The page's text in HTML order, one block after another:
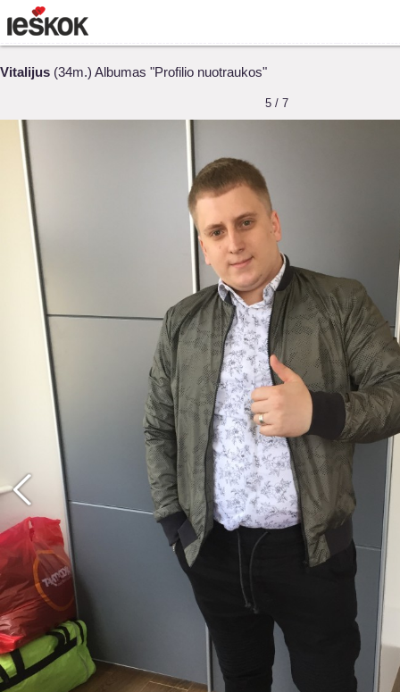
Vitalijus (34m.) Albumas "Profilio nuotraukos"
5 / 7